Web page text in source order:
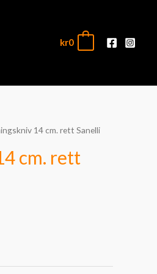
kr0
14 cm. rett Sanelli
cm. rett